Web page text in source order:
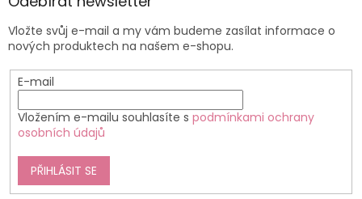
Vložte svůj e-mail a my vám budeme zasílat informace o
nových produktech na našem e-shopu.
E-mail
Vložením e-mailu souhlasíte s podmínkami ochrany
osobních údajů
PŘIHLÁSIT SE